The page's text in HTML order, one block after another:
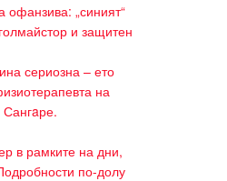
офанзива: „синият“
и защитен
сериозна – ето
на
Сангaре.
в рамките на дни,
по-долу